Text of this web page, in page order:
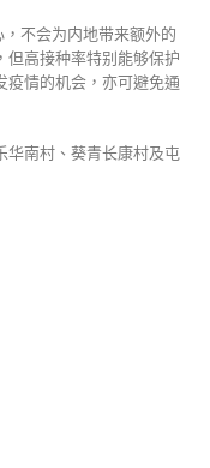
不会为内地带来额外的
但高接种率特别能够保护
疫情的机会，亦可避免通
华南村、葵青长康村及屯